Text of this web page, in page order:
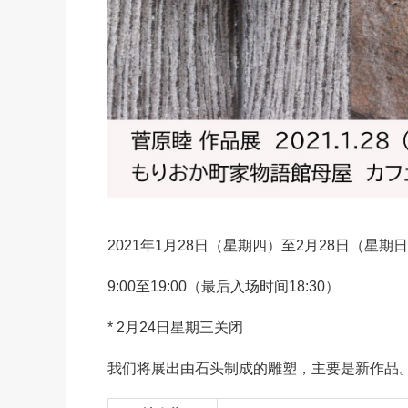
2021年1月28日（星期四）至2月28日（星期
9:00至19:00（最后入场时间18:30）
* 2月24日星期三关闭
我们将展出由石头制成的雕塑，主要是新作品